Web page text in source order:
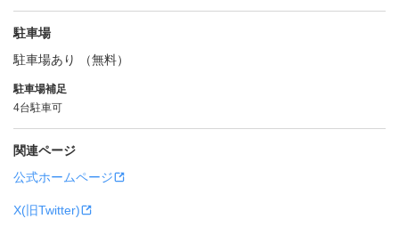
駐車場
駐車場あり （無料）
駐車場補足
4台駐車可
関連ページ
公式ホームページ
X(旧Twitter)